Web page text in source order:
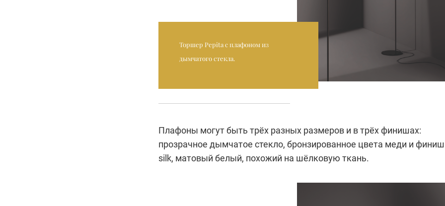
Торшер Pepita с плафоном из
дымчатого стекла.
Плафоны могут быть трёх разных размеров и в трёх финишах:
прозрачное дымчатое стекло, бронзированное цвета меди и финиш
silk, матовый белый, похожий на шёлковую ткань.